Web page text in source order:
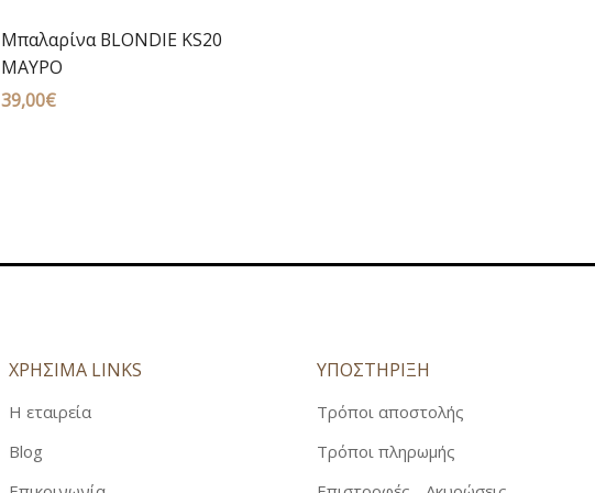
Μπαλαρίνα BLONDIE KS20
ΜΑΥΡΟ
39,00€
ΧΡΗΣΙΜΑ LINKS
Η εταιρεία
Blog
ΥΠΟΣΤΗΡΙΞΗ
Τρόποι αποστολής
Τρόποι πληρωμής